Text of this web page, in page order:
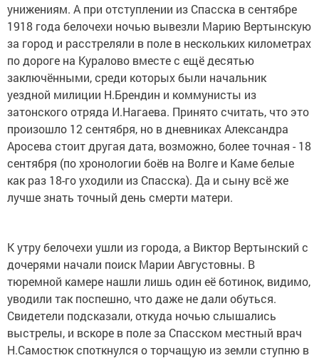
унижениям. А при отступлении из Спасска в сентябре
1918 года белочехи ночью вывезли Марию Вертынскую
за город и расстреляли в поле в нескольких километрах
по дороге на Куралово вместе с ещё десятью
заключёнными, среди которых были начальник
уездной милиции Н.Брендин и коммунисты из
затонского отряда И.Нагаева. Принято считать, что это
произошло 12 сентября, но в дневниках Александра
Аросева стоит другая дата, возможно, более точная - 18
сентября (по хронологии боёв на Волге и Каме белые
как раз 18-го уходили из Спасска). Да и сыну всё же
лучше знать точный день смерти матери.
К утру белочехи ушли из города, а Виктор Вертынский с
дочерями начали поиск Марии Августовны. В
тюремной камере нашли лишь один её ботинок, видимо,
уводили так поспешно, что даже не дали обуться.
Свидетели подсказали, откуда ночью слышались
выстрелы, и вскоре в поле за Спасском местный врач
Н.Самостюк споткнулся о торчащую из земли ступню в